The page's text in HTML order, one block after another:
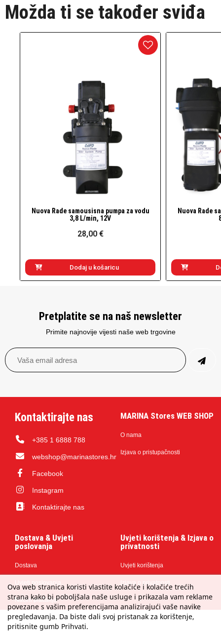
Možda ti se također sviđa
Brzi pogled
Nuova Rade samousisna pumpa za vodu
3,8 L/min, 12V
28,00 €
Dodaj u košaricu
Nuova Rade
Pretplatite se na naš newsletter
Primite najnovije vijesti naše web trgovine
Kontaktirajte nas
+385 1 6888 788
webshop@marinastores.hr
Facebook
Instagram
Kontaktirajte nas
MARINA Stores WEB SHOP
O nama
Izjava o pristupačnosti
Dostava & Uvjeti
poslovanja
Dostava
Uvjeti poslovanja
Načini plaćanja
Uvjeti korištenja & Izjava o
privatnosti
Uvjeti korištenja
Izjava o privatnosti
Ova web stranica koristi vlastite kolačiće i kolačiće trećih
strana kako bi poboljšala naše usluge i prikazala vam reklame
povezane s vašim preferencijama analizirajući vaše navike
pregledavanja. Da biste dali svoj pristanak za korištenje,
pritisnite gumb Prihvati.